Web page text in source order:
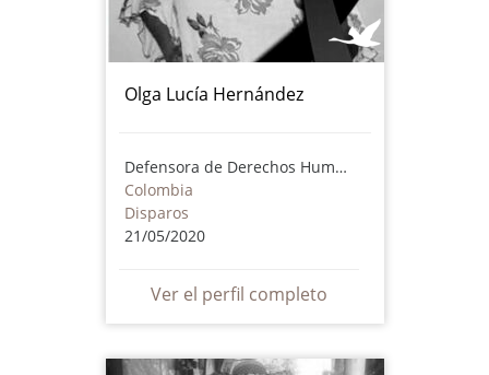
Olga Lucía Hernández
Defensora de Derechos Humanos
Colombia
Disparos
21/05/2020
Ver el perfil completo